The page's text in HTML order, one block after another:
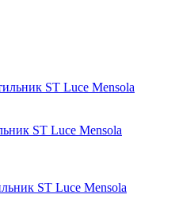
ST Luce Mensola